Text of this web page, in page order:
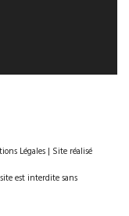
Légales | Site réalisé
est interdite sans